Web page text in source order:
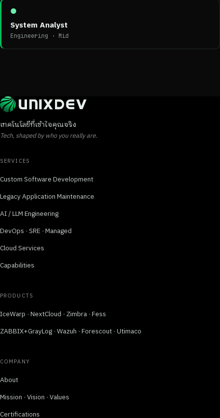
●
System Analyst
Engineering · Mid
เทคโนโลยีที่เข้าใจคุณจริง
Tech, shaped by who you really are.
SERVICES
Custom Software Development
Legacy Application Maintenance
AI / LLM Engineering
DevOps · SRE · Managed
Cloud Services
Capabilities
PRODUCTS
IceWarp · NextCloud · Zimbra · Fess
ZABBIX+GrayLog · Wazuh · Forescout · Utimaco
COMPANY
About
Mission · Vision · Values
Certifications